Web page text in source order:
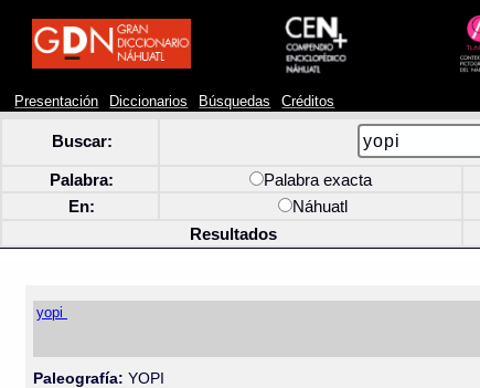
Presentación Diccionarios Búsquedas Créditos
Buscar:
Palabra: Palabra exacta
En:
Náhuatl
Resultados
yopi
Paleografía: YOPI